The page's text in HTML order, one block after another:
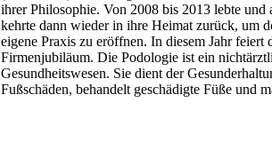
ihrer Philosophie. Von 2008 bis 2013 lebte und
kehrte dann wieder in ihre Heimat zurück, um
eigene Praxis zu eröffnen. In diesem Jahr
Firmenjubiläum. Die Podologie ist ein
Gesundheitswesen. Sie dient der
Fußschäden, behandelt geschädigte Füße und